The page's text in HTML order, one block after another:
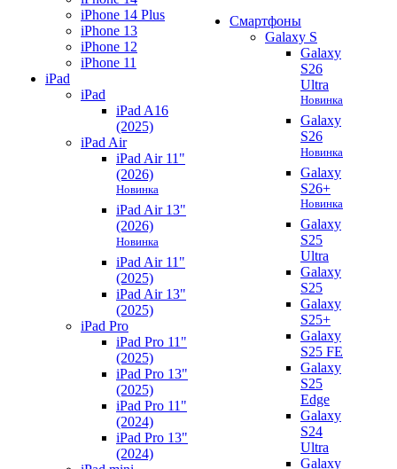
iPhone 14 Plus
iPhone 13
iPhone 12
iPhone 11
iPad
iPad
iPad A16
(2025)
iPad Air
iPad Air 11"
(2026)
Новинка
iPad Air 13"
(2026)
Новинка
iPad Air 11"
(2025)
iPad Air 13"
(2025)
iPad Pro
iPad Pro 11"
(2025)
iPad Pro 13"
(2025)
iPad Pro 11"
(2024)
iPad Pro 13"
(2024)
Смартфоны
Galaxy S
Galaxy
S26
Ultra
Новинка
Galaxy
S26
Новинка
Galaxy
S26+
Новинка
Galaxy
S25
Ultra
Galaxy
S25
Galaxy
S25+
Galaxy
S25 FE
Galaxy
S25
Edge
Galaxy
S24
Ultra
Galaxy